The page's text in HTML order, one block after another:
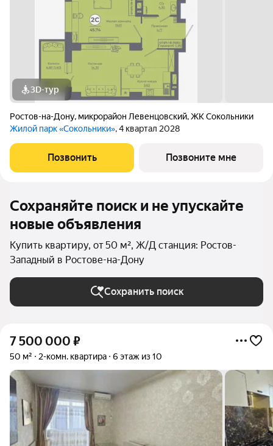
3D-тур
Ростов-на-Дону, микрорайон Левенцовский,ЖК Сокольники
Жилой парк «Сокольники», 4 квартал 2028
Позвонить Позвоните мне
Сохраняйте поиск и не упускайте
новые объявления
Купить квартиру, от 50 м², Ж/Д станция: Ростов-
Западный в Ростове-на-Дону
Сохранить поиск
7 500 000 ₽
50 м² 2-комн. квартира 6 этаж из 10